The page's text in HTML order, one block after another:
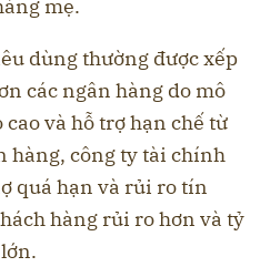
mẹ.
dùng thường được xếp
các ngân hàng do mô
và hỗ trợ hạn chế từ
hàng, công ty tài chính
quá hạn và rủi ro tín
hàng rủi ro hơn và tỷ